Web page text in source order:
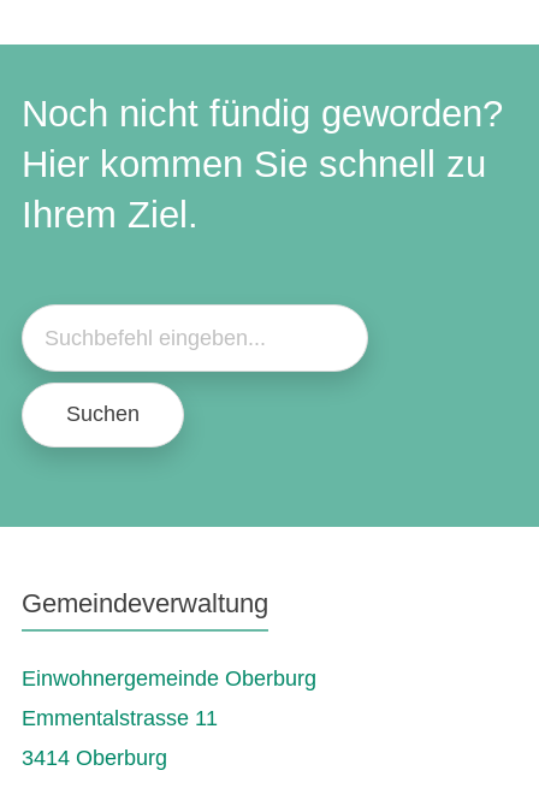
Noch nicht fündig geworden?
Hier kommen Sie schnell zu
Ihrem Ziel.
Suchen
Gemeindeverwaltung
Einwohnergemeinde Oberburg
Emmentalstrasse 11
3414 Oberburg